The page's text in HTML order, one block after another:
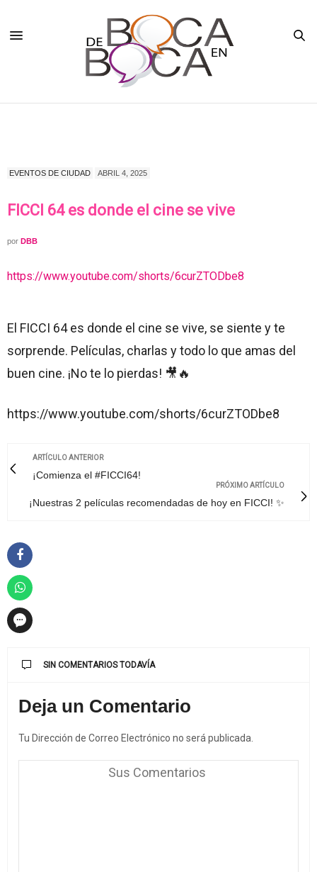
EVENTOS DE CIUDAD ABRIL 4, 2025
FICCI 64 es donde el cine se vive
por DBB
https://www.youtube.com/shorts/6curZTODbe8
El FICCI 64 es donde el cine se vive, se siente y te
sorprende. Películas, charlas y todo lo que amas del
buen cine. ¡No te lo pierdas! 🎥🔥
https://www.youtube.com/shorts/6curZTODbe8
ARTÍCULO ANTERIOR
¡Comienza el #FICCI64!
PRÓXIMO ARTÍCULO
¡Nuestras 2 películas recomendadas de hoy en FICCI! ✨
SIN COMENTARIOS TODAVÍA
Deja un Comentario
Tu Dirección de Correo Electrónico no será publicada.